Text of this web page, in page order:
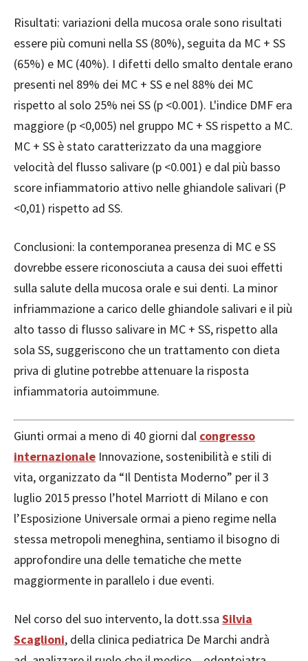
Risultati: variazioni della mucosa orale sono risultati
essere più comuni nella SS (80%), seguita da MC + SS
(65%) e MC (40%). I difetti dello smalto dentale erano
presenti nel 89% dei MC + SS e nel 88% dei MC
rispetto al solo 25% nei SS (p <0.001). L'indice DMF era
maggiore (p <0,005) nel gruppo MC + SS rispetto a MC.
MC + SS è stato caratterizzato da una maggiore
velocità del flusso salivare (p <0.001) e dal più basso
score infiammatorio attivo nelle ghiandole salivari (P
<0,01) rispetto ad SS.
Conclusioni: la contemporanea presenza di MC e SS
dovrebbe essere riconosciuta a causa dei suoi effetti
sulla salute della mucosa orale e sui denti. La minor
infriammazione a carico delle ghiandole salivari e il più
alto tasso di flusso salivare in MC + SS, rispetto alla
sola SS, suggeriscono che un trattamento con dieta
priva di glutine potrebbe attenuare la risposta
infiammatoria autoimmune.
Giunti ormai a meno di 40 giorni dal congresso
internazionale Innovazione, sostenibilità e stili di
vita, organizzato da “Il Dentista Moderno” per il 3
luglio 2015 presso l’hotel Marriott di Milano e con
l’Esposizione Universale ormai a pieno regime nella
stessa metropoli meneghina, sentiamo il bisogno di
approfondire una delle tematiche che mette
maggiormente in parallelo i due eventi.
Nel corso del suo intervento, la dott.ssa Silvia
Scaglioni, della clinica pediatrica De Marchi andrà